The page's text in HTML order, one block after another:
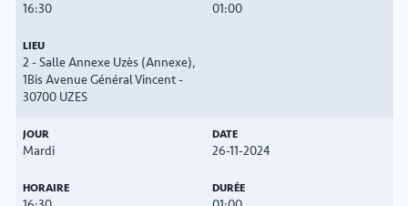
16:30 01:00
2 - Salle Annexe Uzès (Annexe),
1Bis Avenue Général Vincent -
30700 UZES
Mardi 26-11-2024